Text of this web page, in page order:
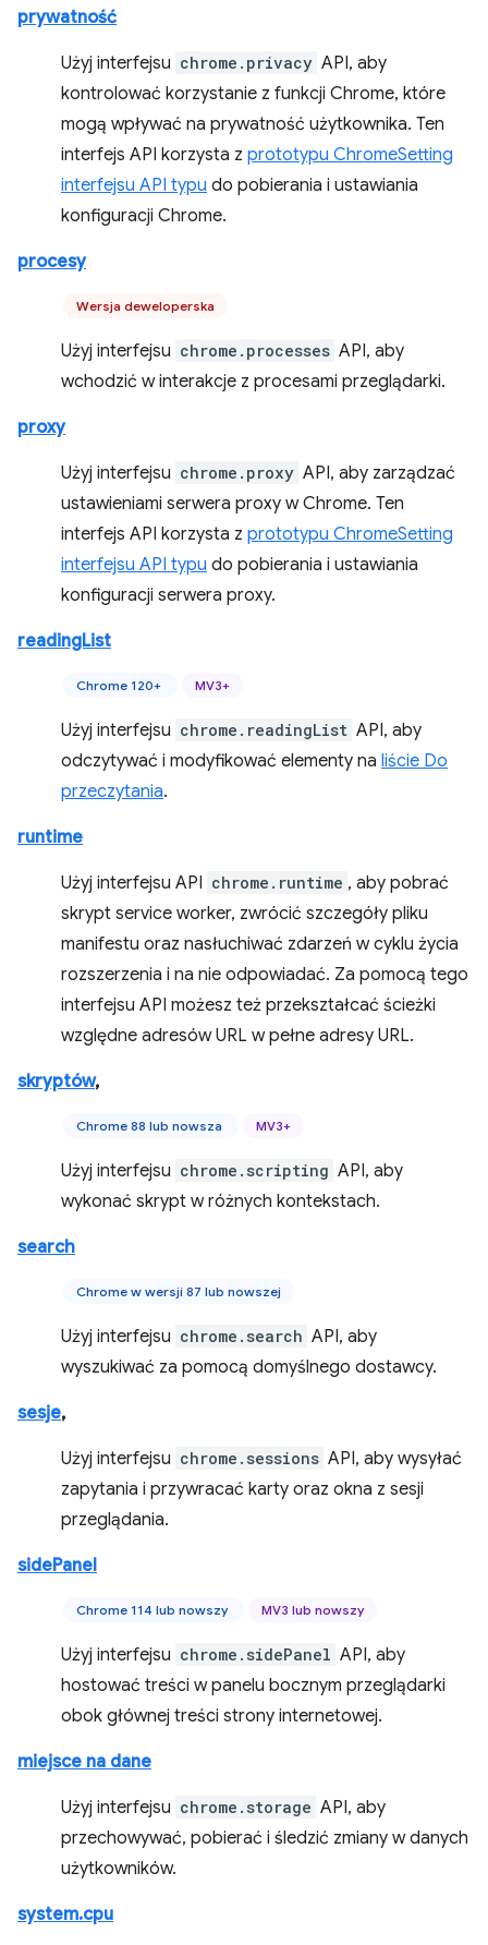
prywatność
Użyj interfejsu chrome.privacy API, aby
kontrolować korzystanie z funkcji Chrome, które
mogą wpływać na prywatność użytkownika. Ten
interfejs API korzysta z prototypu ChromeSetting
interfejsu API typu do pobierania i ustawiania
konfiguracji Chrome.
procesy
Wersja deweloperska
Użyj interfejsu chrome.processes API, aby
wchodzić w interakcje z procesami przeglądarki.
proxy
Użyj interfejsu chrome.proxy API, aby zarządzać
ustawieniami serwera proxy w Chrome. Ten
interfejs API korzysta z prototypu ChromeSetting
interfejsu API typu do pobierania i ustawiania
konfiguracji serwera proxy.
readingList
Chrome 120+ MV3+
Użyj interfejsu chrome.readingList API, aby
odczytywać i modyfikować elementy na liście Do
przeczytania.
runtime
Użyj interfejsu API chrome.runtime , aby pobrać
skrypt service worker, zwrócić szczegóły pliku
manifestu oraz nasłuchiwać zdarzeń w cyklu życia
rozszerzenia i na nie odpowiadać. Za pomocą tego
interfejsu API możesz też przekształcać ścieżki
względne adresów URL w pełne adresy URL.
skryptów,
Chrome 88 lub nowsza MV3+
Użyj interfejsu chrome.scripting API, aby
wykonać skrypt w różnych kontekstach.
search
Chrome w wersji 87 lub nowszej
Użyj interfejsu chrome.search API, aby
wyszukiwać za pomocą domyślnego dostawcy.
sesje,
Użyj interfejsu chrome.sessions API, aby wysyłać
zapytania i przywracać karty oraz okna z sesji
przeglądania.
sidePanel
Chrome 114 lub nowszy MV3 lub nowszy
Użyj interfejsu chrome.sidePanel API, aby
hostować treści w panelu bocznym przeglądarki
obok głównej treści strony internetowej.
miejsce na dane
Użyj interfejsu chrome.storage API, aby
przechowywać, pobierać i śledzić zmiany w danych
użytkowników.
system.cpu